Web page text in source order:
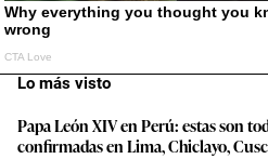
Lo más visto
Papa León XIV en Perú: estas son
confirmadas en Lima, Chiclayo,